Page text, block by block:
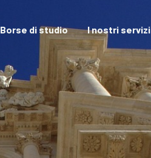
Borse di studio I nostri servizi